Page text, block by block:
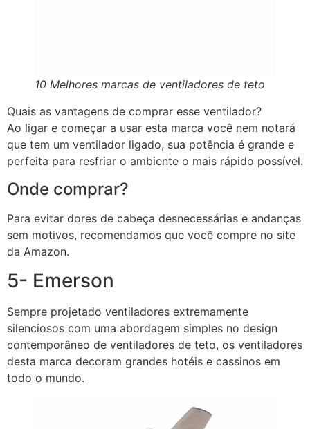
10 Melhores marcas de ventiladores de teto
Quais as vantagens de comprar esse ventilador?
Ao ligar e começar a usar esta marca você nem notará
que tem um ventilador ligado, sua potência é grande e
perfeita para resfriar o ambiente o mais rápido possível.
Onde comprar?
Para evitar dores de cabeça desnecessárias e andanças
sem motivos, recomendamos que você compre no site
da Amazon.
5- Emerson
Sempre projetado ventiladores extremamente
silenciosos com uma abordagem simples no design
contemporâneo de ventiladores de teto, os ventiladores
desta marca decoram grandes hotéis e cassinos em
todo o mundo.